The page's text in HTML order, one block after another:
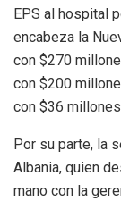
EPS al hospital
encabeza la
con $270
con $200
con $36
Por su parte, la
Albania, quien
mano con la